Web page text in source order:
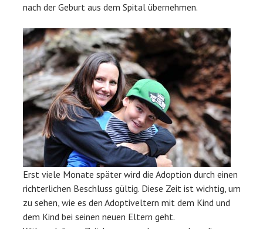
nach der Geburt aus dem Spital übernehmen.
Erst viele Monate später wird die Adoption durch einen
richterlichen Beschluss gültig. Diese Zeit ist wichtig, um
zu sehen, wie es den Adoptiveltern mit dem Kind und
dem Kind bei seinen neuen Eltern geht.